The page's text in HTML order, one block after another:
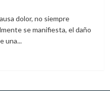
dolor, no siempre
se manifiesta, el daño
una...